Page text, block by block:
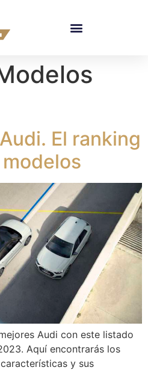
El ranking
Audi con este listado
Aquí encontrarás los
y sus